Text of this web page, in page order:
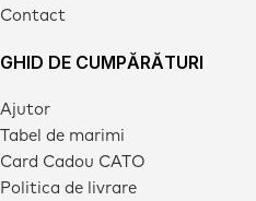
Contact
GHID DE CUMPĂRĂTURI
Ajutor
Tabel de marimi
Card Cadou CATO
Politica de livrare